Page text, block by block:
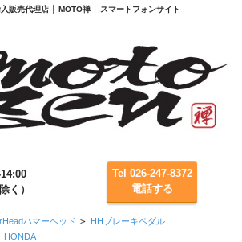
販売代理店 │ MOTO禅 │ スマートフォンサイト
く）
Tel 026-247-8372
電話する
ハマーヘッド > HHブレーキペダル
HONDA